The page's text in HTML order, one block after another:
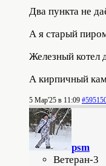
Два пункта не
А я старый
Железный котел
А кирпичный
5 Мар'25 в 11:09
psm
Ветеран-3